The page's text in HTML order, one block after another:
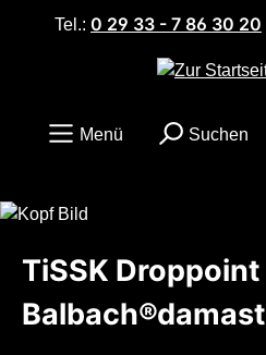
Zum Hauptinhalt springen
Tel.: 0 29 33 - 7 86 30 20
Menü Suchen
TiSSK Droppoint
Balbach®damast